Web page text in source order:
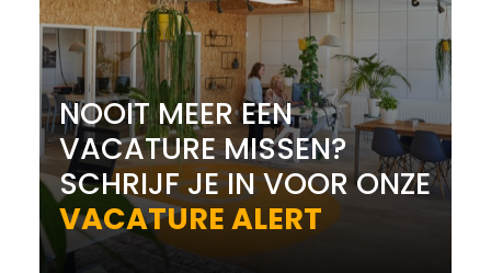
NOOIT MEER EEN
VACATURE MISSEN?
SCHRIJF JE IN VOOR ONZE
VACATURE ALERT